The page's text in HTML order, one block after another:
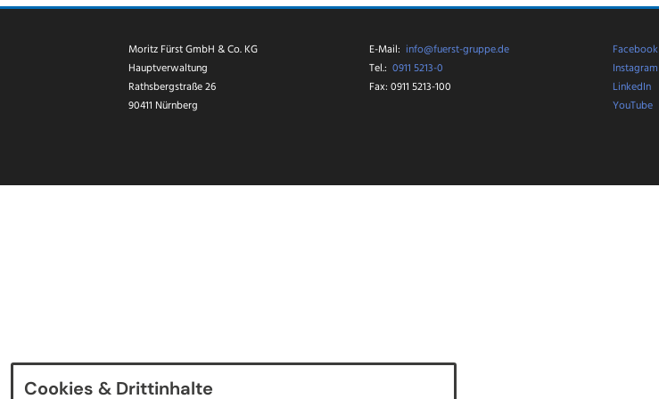
Azubi des Monats gekürt – Auch wenn wir den Preis
der Herzen” sehr stolz
unter sechs Nominierten…
Moritz Fürst GmbH & Co. KG
Hauptverwaltung
Rathsbergstraße 26
90411 Nürnberg
E-Mail: info@fuerst-gruppe.de
Tel.: 0911 5213-0
Fax: 0911 5213-100
Facebook
Instagram
LinkedIn
YouTube
Cookies & Drittinhalte